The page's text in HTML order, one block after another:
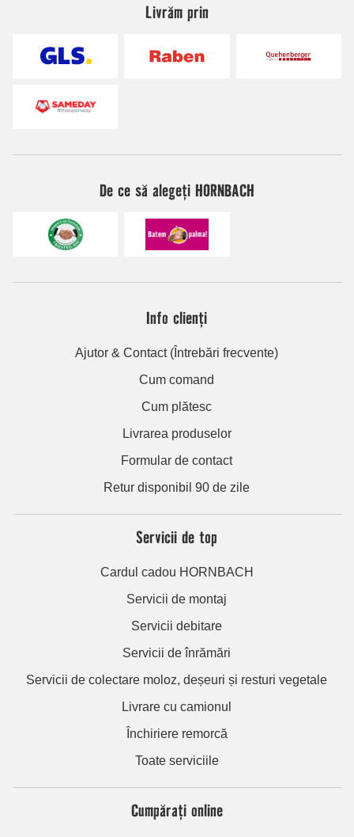
Livrăm prin
De ce să alegeți HORNBACH
Info clienți
Ajutor & Contact (Întrebări frecvente)
Cum comand
Cum plătesc
Livrarea produselor
Formular de contact
Retur disponibil 90 de zile
Servicii de top
Cardul cadou HORNBACH
Servicii de montaj
Servicii debitare
Servicii de înrămări
Servicii de colectare moloz, deșeuri și resturi vegetale
Livrare cu camionul
Închiriere remorcă
Toate serviciile
Cumpărați online